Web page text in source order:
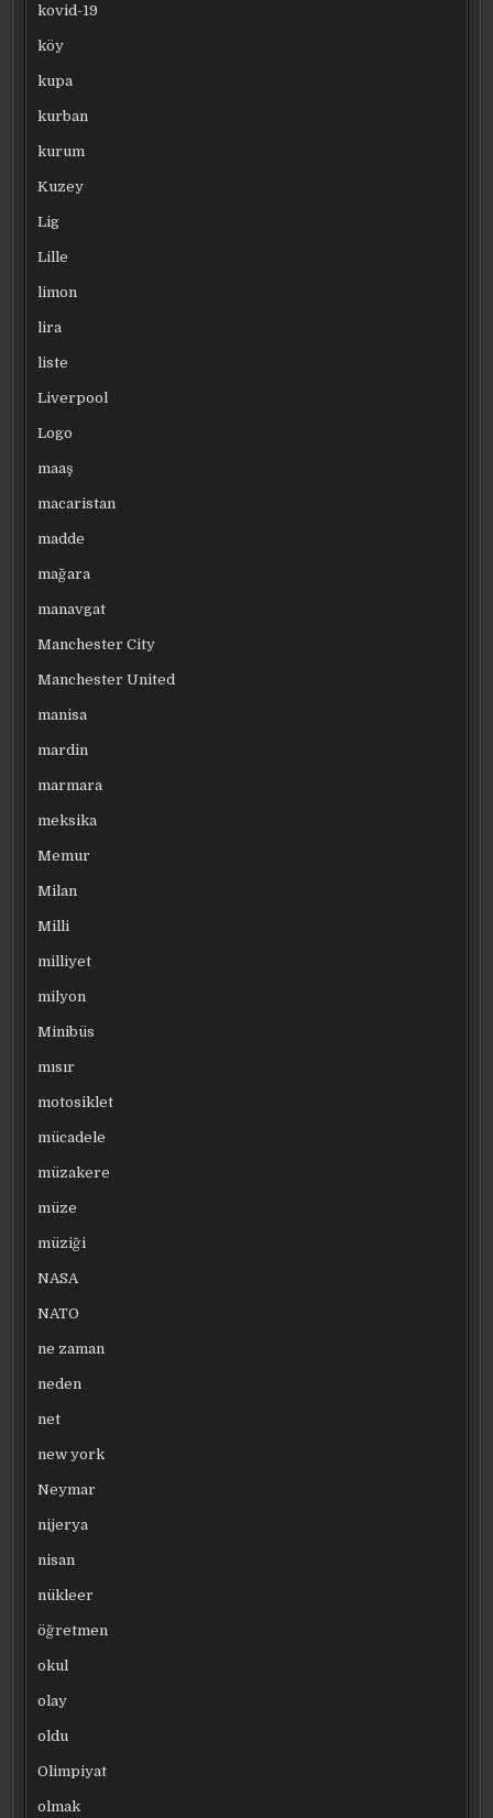
kovid-19
köy
kupa
kurban
kurum
Kuzey
Lig
Lille
limon
lira
liste
Liverpool
Logo
maaş
macaristan
madde
mağara
manavgat
Manchester City
Manchester United
manisa
mardin
marmara
meksika
Memur
Milan
Milli
milliyet
milyon
Minibüs
mısır
motosiklet
mücadele
müzakere
müze
müziği
NASA
NATO
ne zaman
neden
net
new york
Neymar
nijerya
nisan
nükleer
öğretmen
okul
olay
oldu
Olimpiyat
olmak